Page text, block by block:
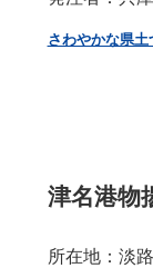
さわやかな県
津名港物
所在地：淡